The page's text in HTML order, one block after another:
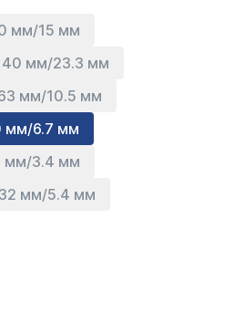
мм/15 мм
мм/23.3 мм
мм/10.5 мм
мм/6.7 мм
мм/3.4 мм
32 мм/5.4 мм